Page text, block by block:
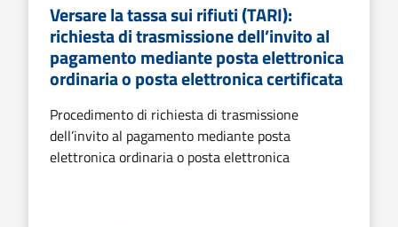
Versare la tassa sui rifiuti (TARI):
richiesta di trasmissione dell’invito al
pagamento mediante posta elettronica
ordinaria o posta elettronica certificata
Procedimento di richiesta di trasmissione
dell’invito al pagamento mediante posta
elettronica ordinaria o posta elettronica